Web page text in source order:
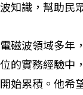
知識，幫助民
磁波領域多年
的實務經驗中
始累積。他希